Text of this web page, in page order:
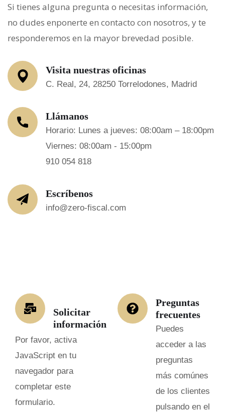
Si tienes alguna pregunta o necesitas información,
no dudes enponerte en contacto con nosotros, y te
responderemos en la mayor brevedad posible.
Visita nuestras oficinas
C. Real, 24, 28250 Torrelodones, Madrid
Llámanos
Horario: Lunes a jueves: 08:00am – 18:00pm
Viernes: 08:00am - 15:00pm
910 054 818
Escríbenos
info@zero-fiscal.com
Solicitar
información
Por favor, activa
JavaScript en tu
navegador para
completar este
formulario.
Preguntas
frecuentes
Puedes
acceder a las
preguntas
más comúnes
de los clientes
pulsando en el